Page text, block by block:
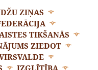
ZIŅAS
TIKŠANĀS
ZIEDOT
IZGLĪTĪBA